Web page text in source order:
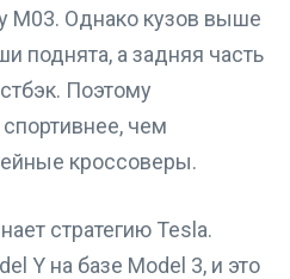
M03. Однако кузов выше
поднята, а задняя часть
Поэтому
чем
кроссоверы.
стратегию Tesla.
Y на базе Model 3, и это